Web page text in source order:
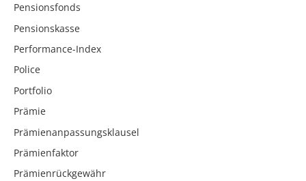
Pensionsfonds
Pensionskasse
Performance-Index
Police
Portfolio
Prämie
Prämienanpassungsklausel
Prämienfaktor
Prämienrückgewähr